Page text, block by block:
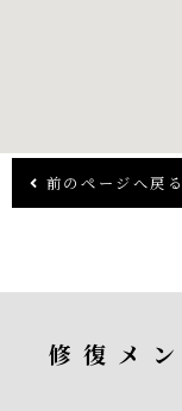
前のページへ戻る
修復メ